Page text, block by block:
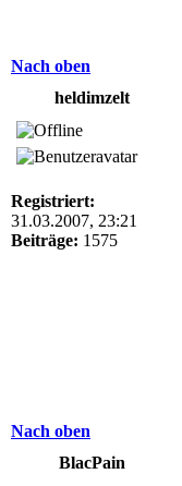
Nach oben
heldimzelt
Registriert:
31.03.2007, 23:21
Beiträge: 1575
Nach oben
BlacPain